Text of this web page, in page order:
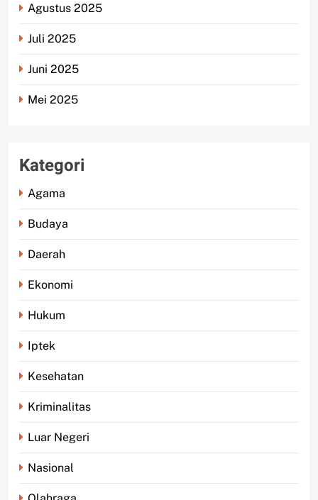
Agustus 2025
Juli 2025
Juni 2025
Mei 2025
Kategori
Agama
Budaya
Daerah
Ekonomi
Hukum
Iptek
Kesehatan
Kriminalitas
Luar Negeri
Nasional